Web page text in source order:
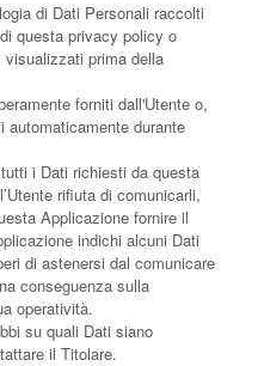
di Dati Personali raccolti
questa privacy policy o
prima della
forniti dall'Utente o,
durante
i Dati richiesti da questa
rifiuta di comunicarli,
Applicazione fornire il
indichi alcuni Dati
di astenersi dal comunicare
conseguenza sulla
operatività.
su quali Dati siano
il Titolare.